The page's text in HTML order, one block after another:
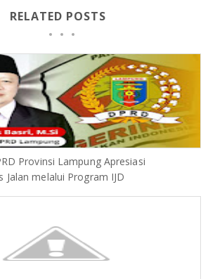
RELATED POSTS
Provinsi Lampung Apresiasi
Jalan melalui Program IJD